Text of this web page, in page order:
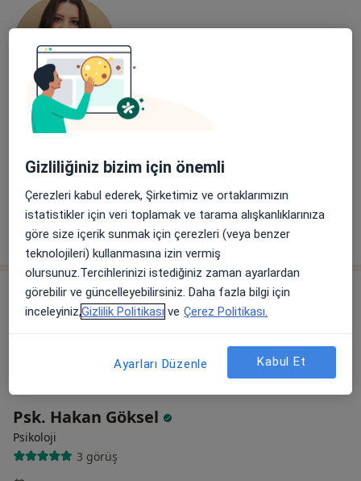
Kl. Psk. Nermin Erdoğan
158 görüş
Randevu talep et
Psk. Hakan Göksel
Psikoloji
3 görüş
Gizliliğiniz bizim için önemli
Çerezleri kabul ederek, Şirketimiz ve ortaklarımızın
istatistikler için veri toplamak ve tarama alışkanlıklarınıza
göre size içerik sunmak için çerezleri (veya benzer
teknolojileri) kullanmasına izin vermiş
olursunuz.Tercihlerinizi istediğiniz zaman ayarlardan
görebilir ve güncelleyebilirsiniz. Daha fazla bilgi için
inceleyiniz,Gizlilik Politikası ve Çerez Politikası.
Ayarları Düzenle Kabul Et